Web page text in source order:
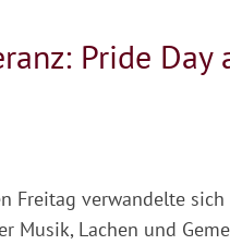
Pride Day
Freitag verwandelte
Musik, Lachen und